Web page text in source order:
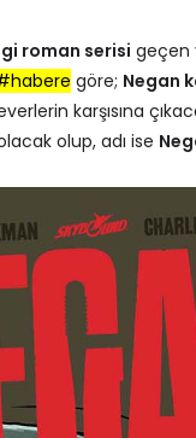
roman serisi geçen
göre; Negan
karşısına
olup, adı ise